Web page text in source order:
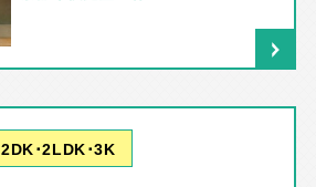
2DK･2LDK･3K